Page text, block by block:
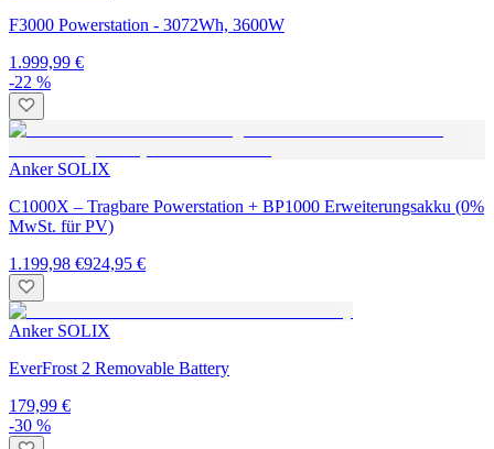
F3000 Powerstation - 3072Wh, 3600W
1.999,99 €
-22 %
Anker SOLIX
C1000X – Tragbare Powerstation + BP1000 Erweiterungsakku (0%
MwSt. für PV)
1.199,98 €924,95 €
Anker SOLIX
EverFrost 2 Removable Battery
179,99 €
-30 %